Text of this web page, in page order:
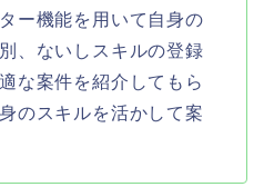
ー機能を用いて自身の
、ないしスキルの登録
な案件を紹介してもら
のスキルを活かして案